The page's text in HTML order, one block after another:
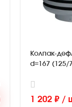
Колпак-
d=167 (125/
1 202 ₽ /